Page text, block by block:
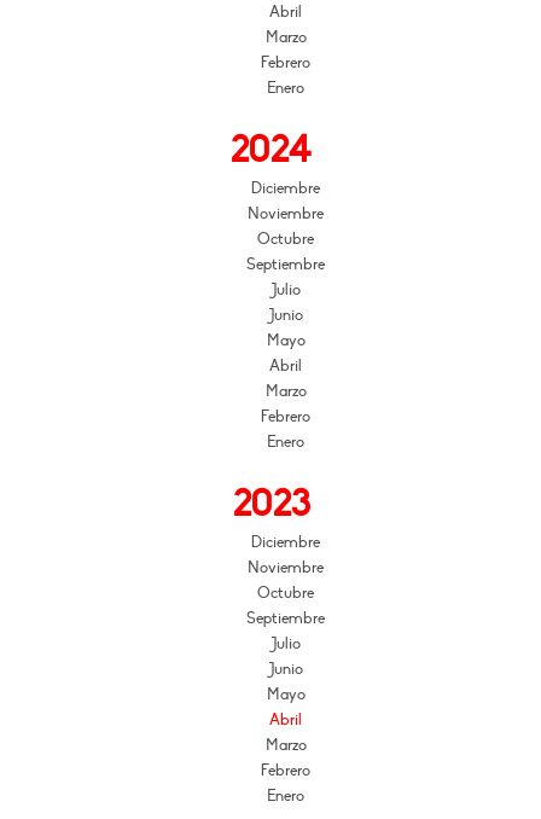
Abril
Marzo
Febrero
Enero
2024
Diciembre
Noviembre
Octubre
Septiembre
Julio
Junio
Mayo
Abril
Marzo
Febrero
Enero
2023
Diciembre
Noviembre
Octubre
Septiembre
Julio
Junio
Mayo
Abril
Marzo
Febrero
Enero